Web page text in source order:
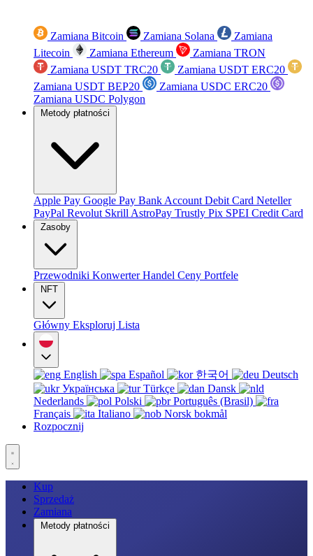
Zamiana Bitcoin Zamiana Solana
Zamiana
Litecoin
Zamiana Ethereum
Zamiana TRON
Zamiana USDT TRC20
Zamiana USDT ERC20
Zamiana USDT BEP20
Zamiana USDC ERC20
Zamiana USDC Polygon
Metody płatności
Apple Pay Google Pay Bank Account Debit Card Neteller
PayPal Revolut Skrill AstroPay Trustly Pix SPEI Credit Card
Zasoby
Przewodniki KonwerterHandel Ceny Portfele
NFT
Główny Eksploruj Lista
English Español 한국어
Deutsch
Українська
Türkçe
Dansk
Nederlands
Polski
Português (Brasil)
Français
Italiano
Norsk bokmål
Rozpocznij
Kup
Sprzedaż
Zamiana
Metody płatności